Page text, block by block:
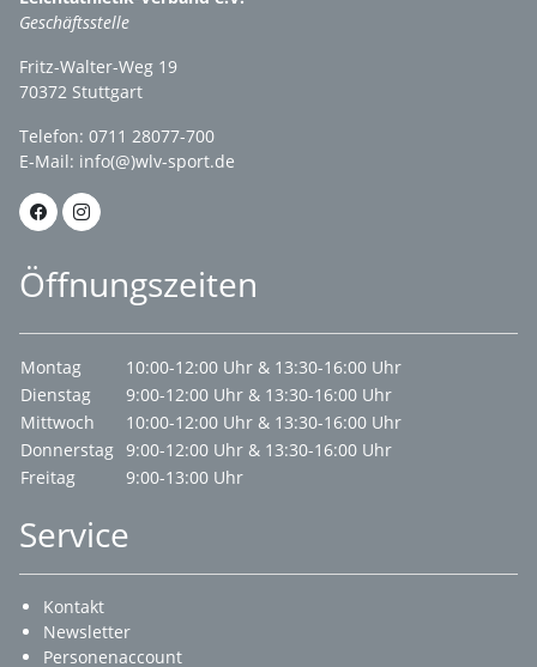
Geschäftsstelle
Fritz-Walter-Weg 19
70372 Stuttgart
Telefon: 0711 28077-700
E-Mail: info(@)wlv-sport.de
Öffnungszeiten
Montag
10:00-12:00 Uhr & 13:30-16:00 Uhr
Dienstag
9:00-12:00 Uhr & 13:30-16:00 Uhr
Mittwoch
10:00-12:00 Uhr & 13:30-16:00 Uhr
Donnerstag 9:00-12:00 Uhr & 13:30-16:00 Uhr
Freitag
9:00-13:00 Uhr
Service
Kontakt
Newsletter
Personenaccount